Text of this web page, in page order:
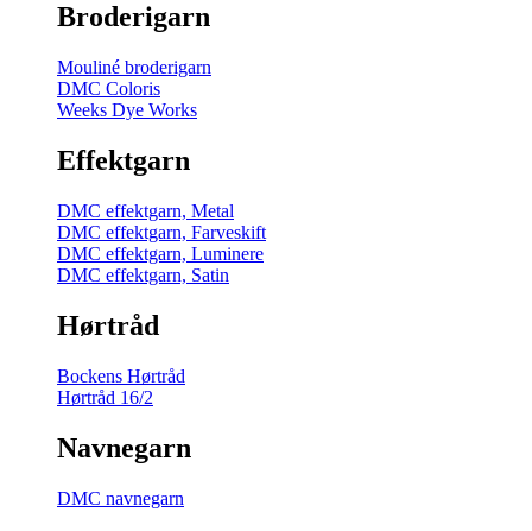
Broderigarn
Mouliné broderigarn
DMC Coloris
Weeks Dye Works
Effektgarn
DMC effektgarn, Metal
DMC effektgarn, Farveskift
DMC effektgarn, Luminere
DMC effektgarn, Satin
Hørtråd
Bockens Hørtråd
Hørtråd 16/2
Navnegarn
DMC navnegarn